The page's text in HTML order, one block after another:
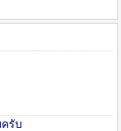
รับ